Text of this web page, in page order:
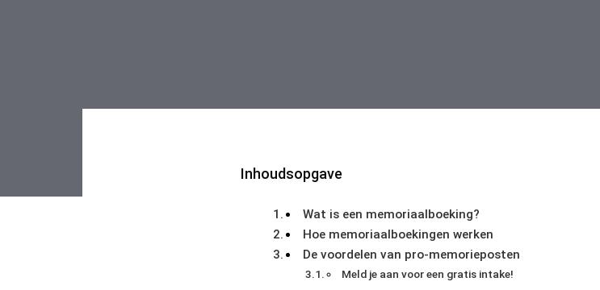
Inhoudsopgave
Wat is een memoriaalboeking?
Hoe memoriaalboekingen werken
De voordelen van pro-memorieposten
Meld je aan voor een gratis intake!